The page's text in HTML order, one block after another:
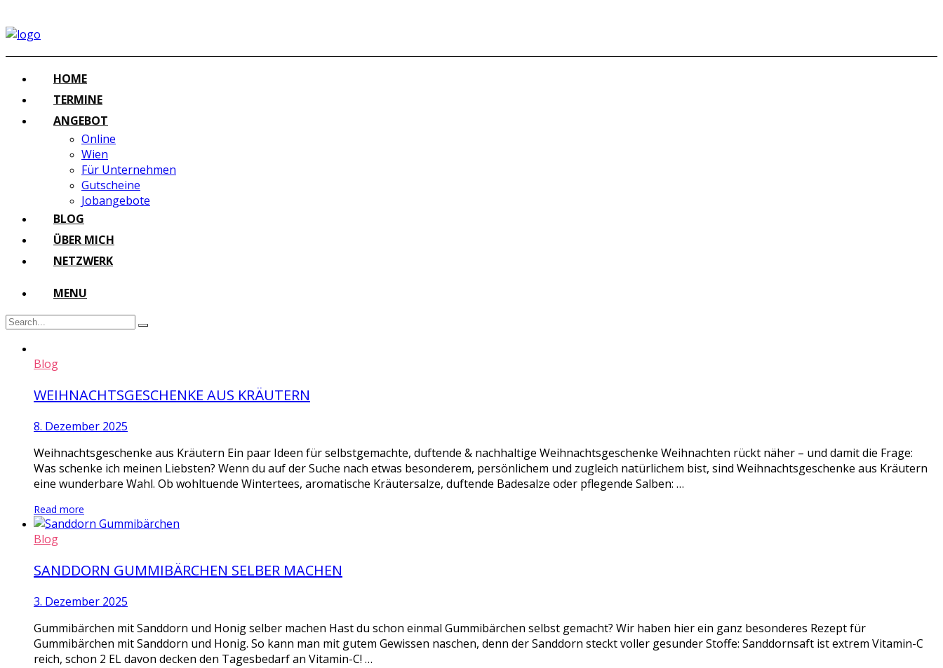
HOME
TERMINE
ANGEBOT
Online
Wien
Für Unternehmen
Gutscheine
Jobangebote
BLOG
ÜBER MICH
NETZWERK
MENU
Blog
WEIHNACHTSGESCHENKE AUS KRÄUTERN
8. Dezember 2025
Weihnachtsgeschenke aus Kräutern Ein paar Ideen für selbstgemachte, duftende & nachhaltige Weihnachtsgeschenke Weihnachten rückt näher – und damit die Frage:
Was schenke ich meinen Liebsten? Wenn du auf der Suche nach etwas besonderem, persönlichem und zugleich natürlichem bist, sind Weihnachtsgeschenke aus Kräutern
eine wunderbare Wahl. Ob wohltuende Wintertees, aromatische Kräutersalze, duftende Badesalze oder pflegende Salben: …
Read more
Blog
SANDDORN GUMMIBÄRCHEN SELBER MACHEN
3. Dezember 2025
Gummibärchen mit Sanddorn und Honig selber machen Hast du schon einmal Gummibärchen selbst gemacht? Wir haben hier ein ganz besonderes Rezept für
Gummibärchen mit Sanddorn und Honig. So kann man mit gutem Gewissen naschen, denn der Sanddorn steckt voller gesunder Stoffe: Sanddornsaft ist extrem Vitamin-C
reich, schon 2 EL davon decken den Tagesbedarf an Vitamin-C! …